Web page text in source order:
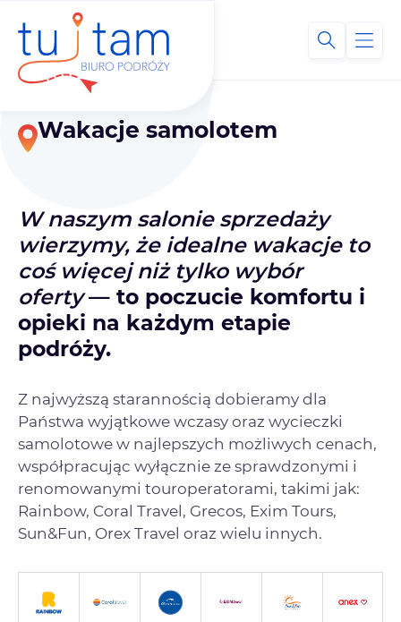
Wakacje samolotem
W naszym salonie sprzedaży
wierzymy, że idealne wakacje to
coś więcej niż tylko wybór
oferty— to poczucie komfortu i
opieki na każdym etapie
podróży.
Z najwyższą starannością dobieramy dla
Państwa wyjątkowe wczasy oraz wycieczki
samolotowe w najlepszych możliwych cenach,
współpracując wyłącznie ze sprawdzonymi i
renomowanymi touroperatorami, takimi jak:
Rainbow, Coral Travel, Grecos, Exim Tours,
Sun&Fun, Orex Travel oraz wielu innych.